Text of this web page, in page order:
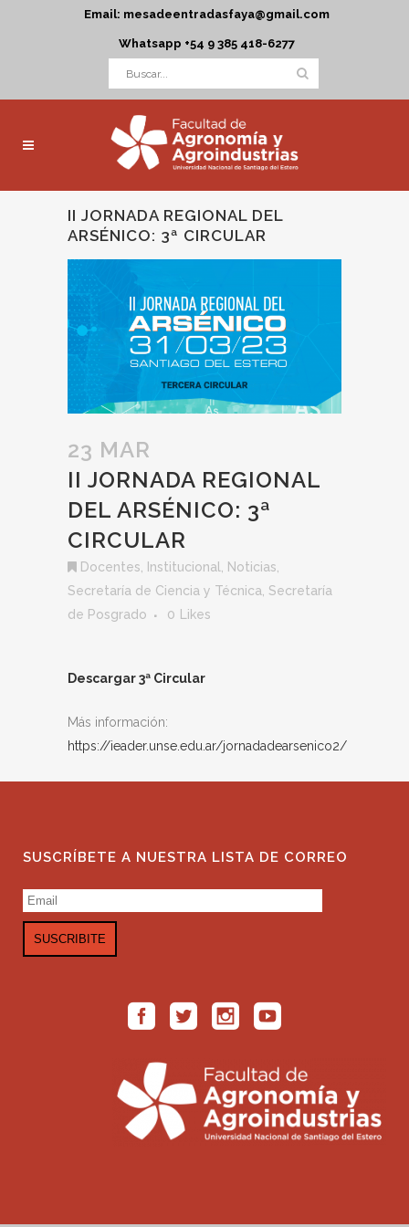
Email: mesadeentradasfaya@gmail.com
Whatsapp +54 9 385 418-6277
II JORNADA REGIONAL DEL
ARSÉNICO: 3ª CIRCULAR
23 MAR
II JORNADA REGIONAL
DEL ARSÉNICO: 3ª
CIRCULAR
Docentes Institucional Noticias
Secretaría de Ciencia y Técnica Secretaría
de Posgrado
0 Likes
Descargar 3ª Circular
Más información:
https://ieader.unse.edu.ar/jornadadearsenico2/
SUSCRÍBETE A NUESTRA LISTA DE CORREO